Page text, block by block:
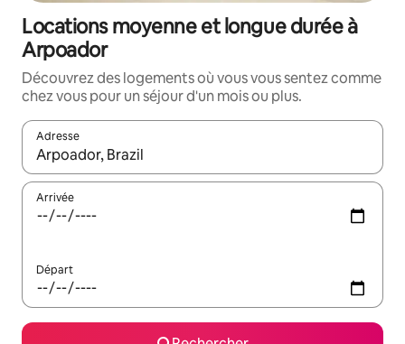
Locations moyenne et longue durée à
Arpoador
Découvrez des logements où vous vous sentez comme
chez vous pour un séjour d'un mois ou plus.
Adresse
Lorsque les résultats s'affichent, utilisez les flèches vers le
Arrivée
Départ